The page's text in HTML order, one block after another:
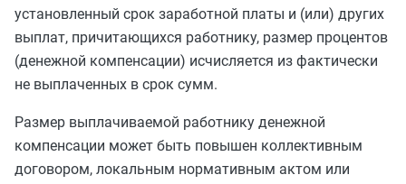
установленный срок заработной платы и (или) других
выплат, причитающихся работнику, размер процентов
(денежной компенсации) исчисляется из фактически
не выплаченных в срок сумм.
Размер выплачиваемой работнику денежной
компенсации может быть повышен коллективным
договором, локальным нормативным актом или